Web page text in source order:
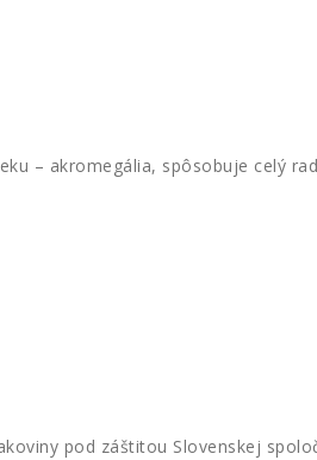
– akromegália, spôsobuje celý
pod záštitou Slovenskej